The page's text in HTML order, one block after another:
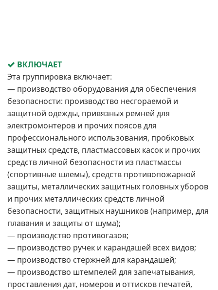
ВКЛЮЧАЕТ
Эта группировка включает:
— производство оборудования для обеспечения
безопасности: производство несгораемой и
защитной одежды, привязных ремней для
электромонтеров и прочих поясов для
профессионального использования, пробковых
защитных средств, пластмассовых касок и прочих
средств личной безопасности из пластмассы
(спортивные шлемы), средств противопожарной
защиты, металлических защитных головных уборов
и прочих металлических средств личной
безопасности, защитных наушников (например, для
плавания и защиты от шума);
— производство противогазов;
— производство ручек и карандашей всех видов;
— производство стержней для карандашей;
— производство штемпелей для запечатывания,
проставления дат, номеров и оттисков печатей,